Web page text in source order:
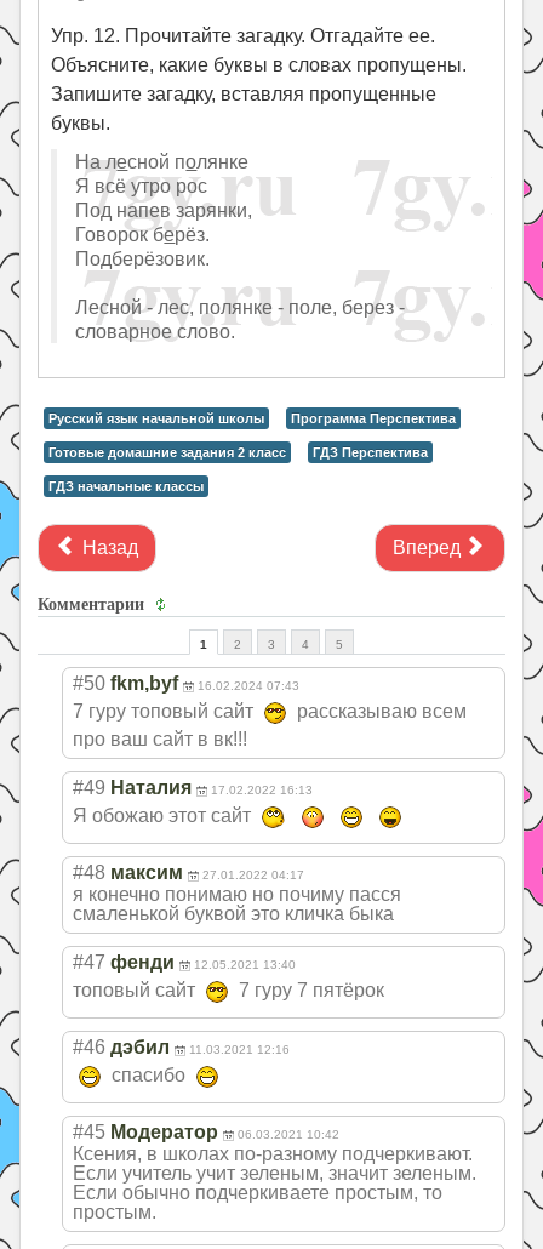
Упр. 12. Прочитайте загадку. Отгадайте ее.
Объясните, какие буквы в словах пропущены.
Запишите загадку, вставляя пропущенные
буквы.
На лесной полянке
Я всё утро рос
Под напев зарянки,
Говорок берёз.
Подберёзовик.
Лесной - лес, полянке - поле, берез -
словарное слово.
Русский язык начальной школы Программа Перспектива
Готовые домашние задания 2 класс ГДЗ Перспектива
ГДЗ начальные классы
Назад Вперед
Комментарии
1 2 3 4 5
#50 fkm,byf 16.02.2024 07:43
7 гуру топовый сайт
рассказываю всем
про ваш сайт в вк!!!
#49 Наталия 17.02.2022 16:13
Я обожаю этот сайт
#48 максим 27.01.2022 04:17
я конечно понимаю но почиму пасся
смаленькой буквой это кличка быка
#47 фенди 12.05.2021 13:40
топовый сайт 7 гуру 7 пятёрок
#46 дэбил 11.03.2021 12:16
спасибо
#45 Модератор 06.03.2021 10:42
Ксения, в школах по-разному подчеркивают.
Если учитель учит зеленым, значит зеленым.
Если обычно подчеркиваете простым, то
простым.